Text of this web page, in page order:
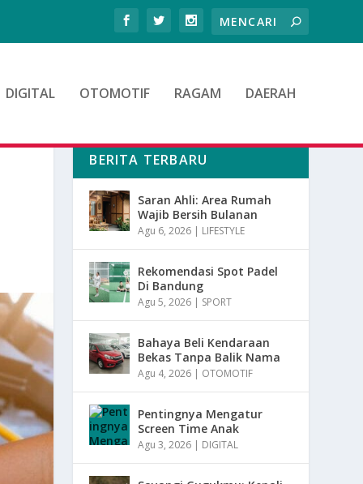
DIGITAL OTOMOTIF RAGAM DAERAH
BERITA TERBARU
Saran Ahli: Area Rumah
Wajib Bersih Bulanan
Agu 6, 2026 | LIFESTYLE
Rekomendasi Spot Padel
Di Bandung
Agu 5, 2026 | SPORT
Bahaya Beli Kendaraan
Bekas Tanpa Balik Nama
Agu 4, 2026 | OTOMOTIF
Pentingnya Mengatur
Screen Time Anak
Agu 3, 2026 | DIGITAL